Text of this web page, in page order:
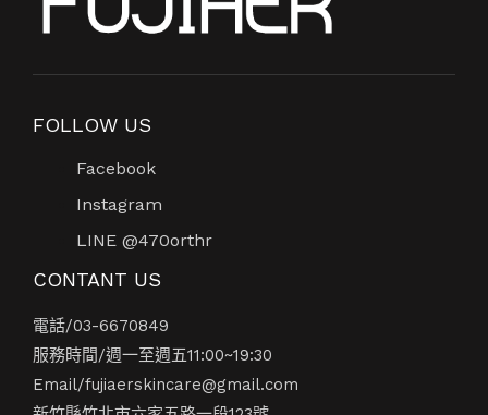
FOLLOW US
Facebook
Instagram
LINE @470orthr
CONTANT US
電話/03-6670849
服務時間/週一至週五11:00~19:30
Email/fujiaerskincare@gmail.com